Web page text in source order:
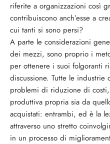
riferite a organizzazioni così
contribuiscono anch’esse a
cui tanti si sono persi?
A parte le considerazioni
dei mezzi, sono proprio i
per ottenere i suoi folgoranti
discussione. Tutte le industrie
problemi di riduzione di costi,
produttiva propria sia da
acquistati: entrambi, ed è la
attraverso uno stretto
in un processo di